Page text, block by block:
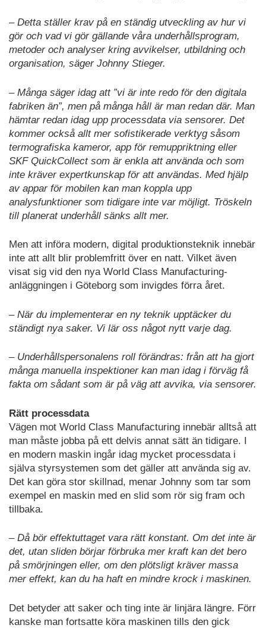
– Detta ställer krav på en ständig utveckling av hur vi
gör och vad vi gör gällande våra underhållsprogram,
metoder och analyser kring avvikelser, utbildning och
organisation, säger Johnny Stieger.
– Många säger idag att ”vi är inte redo för den digitala
fabriken än”, men på många håll är man redan där. Man
hämtar redan idag upp processdata via sensorer. Det
kommer också allt mer sofistikerade verktyg såsom
termografiska kameror, app för remuppriktning eller
SKF QuickCollect som är enkla att använda och som
inte kräver expertkunskap för att användas. Med hjälp
av appar för mobilen kan man koppla upp
analysfunktioner som tidigare inte var möjligt. Tröskeln
till planerat underhåll sänks allt mer.
Men att införa modern, digital produktionsteknik innebär
inte att allt blir problemfritt över en natt. Vilket även
visat sig vid den nya World Class Manufacturing-
anläggningen i Göteborg som invigdes förra året.
– När du implementerar en ny teknik upptäcker du
ständigt nya saker. Vi lär oss något nytt varje dag.
– Underhållspersonalens roll förändras: från att ha gjort
många manuella inspektioner kan man idag i förväg få
fakta om sådant som är på väg att avvika, via sensorer.
Rätt processdata
Vägen mot World Class Manufacturing innebär alltså att
man måste jobba på ett delvis annat sätt än tidigare. I
en modern maskin ingår idag mycket processdata i
själva styrsystemen som det gäller att använda sig av.
Det kan göra stor skillnad, menar Johnny som tar som
exempel en maskin med en slid som rör sig fram och
tillbaka.
– Då bör effektuttaget vara rätt konstant. Om det inte är
det, utan sliden börjar förbruka mer kraft kan det bero
på smörjningen eller, om den plötsligt kräver massa
mer effekt, kan du ha haft en mindre krock i maskinen.
Det betyder att saker och ting inte är linjära längre. Förr
kanske man fortsatte köra maskinen tills den gick